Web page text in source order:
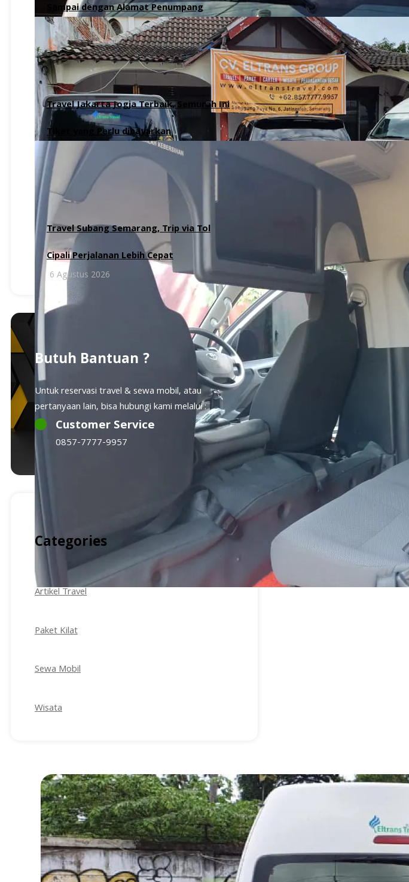
Sampai dengan Alamat Penumpang
6 Agustus 2026
Travel Jakarta Jogja Terbaik, Semurah Ini
Tiket yang Perlu dibayarkan
6 Agustus 2026
Travel Subang Semarang, Trip via Tol
Cipali Perjalanan Lebih Cepat
6 Agustus 2026
Butuh Bantuan ?
Untuk reservasi travel & sewa mobil, atau
pertanyaan lain, bisa hubungi kami melalui :
Customer Service
0857-7777-9957
Categories
Artikel Travel
Paket Kilat
Sewa Mobil
Wisata